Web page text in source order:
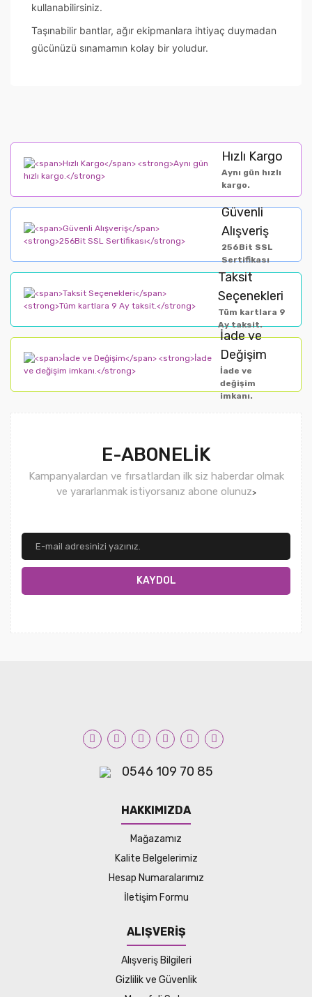
kullanabilirsiniz.
Taşınabilir bantlar, ağır ekipmanlara ihtiyaç duymadan
gücünüzü sınamamın kolay bir yoludur.
Hızlı Kargo
Aynı gün hızlı
kargo.
Güvenli
Alışveriş
256Bit SSL
Sertifikası
Taksit
Seçenekleri
Tüm kartlara 9
Ay taksit.
İade ve
Değişim
İade ve
değişim
imkanı.
E-ABONELİK
Kampanyalardan ve fırsatlardan ilk siz haberdar olmak
ve yararlanmak istiyorsanız abone olunuz>
KAYDOL
0546 109 70 85
HAKKIMIZDA
Mağazamız
Kalite Belgelerimiz
Hesap Numaralarımız
İletişim Formu
ALIŞVERİŞ
Alışveriş Bilgileri
Gizlilik ve Güvenlik